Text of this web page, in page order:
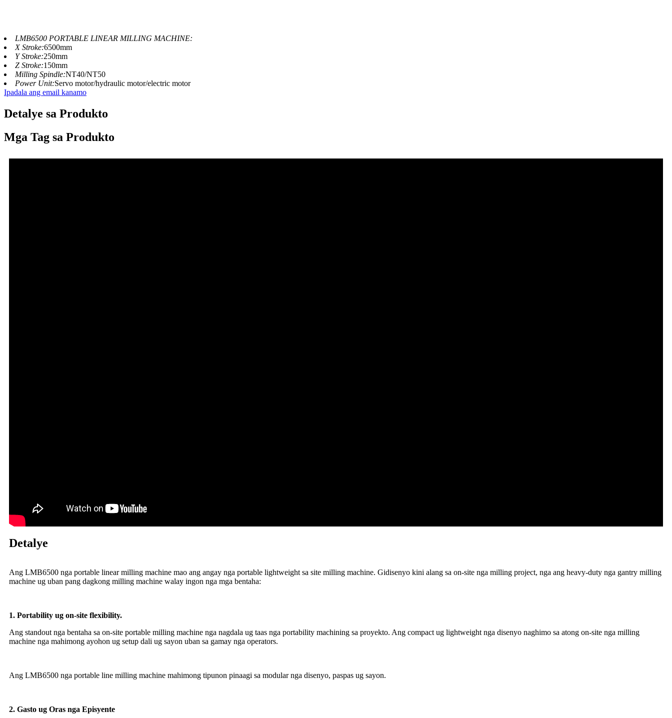
LMB6500 PORTABLE LINEAR MILLING MACHINE:
X Stroke:6500mm
Y Stroke:250mm
Z Stroke:150mm
Milling Spindle:NT40/NT50
Power Unit:Servo motor/hydraulic motor/electric motor
Ipadala ang email kanamo
Detalye sa Produkto
Mga Tag sa Produkto
Detalye
Ang LMB6500 nga portable linear milling machine mao ang angay nga portable lightweight sa site milling machine. Gidisenyo kini alang sa on-site nga milling project, nga ang heavy-duty nga gantry milling
machine ug uban pang dagkong milling machine walay ingon nga mga bentaha:
1. Portability ug on-site flexibility.
Ang standout nga bentaha sa on-site portable milling machine nga nagdala ug taas nga portability machining sa proyekto. Ang compact ug lightweight nga disenyo naghimo sa atong on-site nga milling
machine nga mahimong ayohon ug setup dali ug sayon ​​uban sa gamay nga operators.
Ang LMB6500 nga portable line milling machine mahimong tipunon pinaagi sa modular nga disenyo, paspas ug sayon.
2. Gasto ug Oras nga Episyente